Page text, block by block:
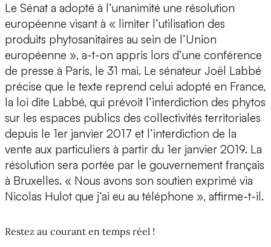
Le Sénat a adopté à l’unanimité une résolution
européenne visant à « limiter l’utilisation des
produits phytosanitaires au sein de l’Union
européenne », a-t-on appris lors d’une conférence
de presse à Paris, le 31 mai. Le sénateur Joël Labbé
précise que le texte reprend celui adopté en France,
la loi dite Labbé, qui prévoit l’interdiction des phytos
sur les espaces publics des collectivités territoriales
depuis le 1er janvier 2017 et l’interdiction de la
vente aux particuliers à partir du 1er janvier 2019. La
résolution sera portée par le gouvernement français
à Bruxelles. « Nous avons son soutien exprimé via
Nicolas Hulot que j’ai eu au téléphone », affirme-t-il.
Restez au courant en temps réel !